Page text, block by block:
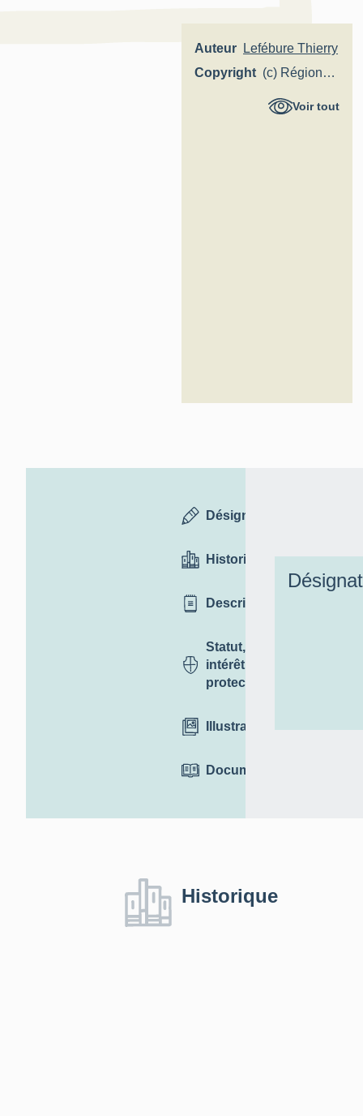
Auteur
Lefébure Thierry
Copyright (c) Région
Hauts-de-
Voir tout
Désignation
Historique
Description
Statut,
intérêt et
protection
Illustrations
Documentation
Historique